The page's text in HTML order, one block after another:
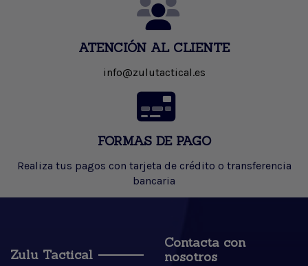
ATENCIÓN AL CLIENTE
info@zulutactical.es
FORMAS DE PAGO
Realiza tus pagos con tarjeta de crédito o transferencia
bancaria
Zulu Tactical
Contacta con
nosotros